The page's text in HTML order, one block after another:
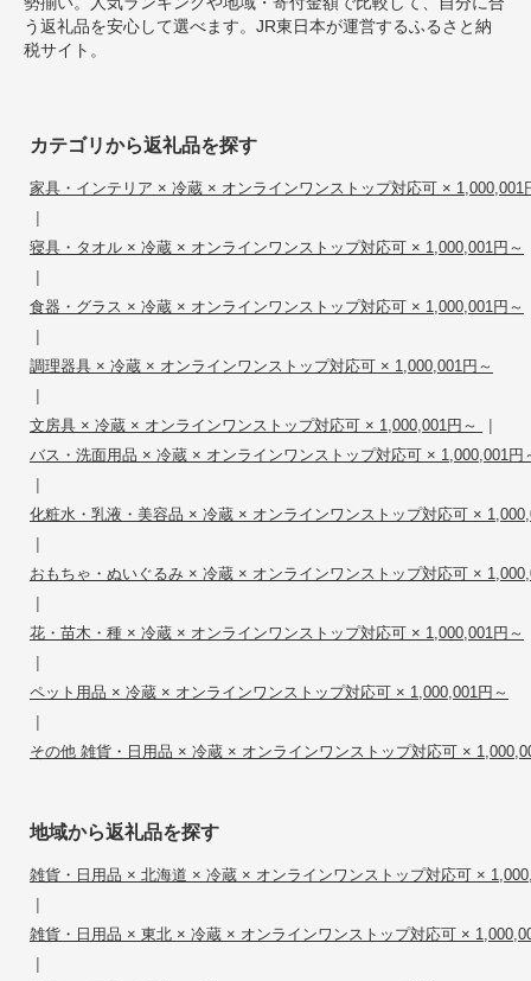
う返礼品を安心して選べます。JR東日本が運営するふるさと納
税サイト。
カテゴリから返礼品を探す
家具・インテリア × 冷蔵 × オンラインワンストップ対応可 × 1,000,001
|
寝具・タオル × 冷蔵 × オンラインワンストップ対応可 × 1,000,001円～
|
食器・グラス × 冷蔵 × オンラインワンストップ対応可 × 1,000,001円～
|
調理器具 × 冷蔵 × オンラインワンストップ対応可 × 1,000,001円～
|
文房具 × 冷蔵 × オンラインワンストップ対応可 × 1,000,001円～ |
バス・洗面用品 × 冷蔵 × オンラインワンストップ対応可 × 1,000,001円
|
化粧水・乳液・美容品 × 冷蔵 × オンラインワンストップ対応可 ×
|
おもちゃ・ぬいぐるみ × 冷蔵 × オンラインワンストップ対応可 ×
|
花・苗木・種 × 冷蔵 × オンラインワンストップ対応可 × 1,000,001円～
|
ペット用品 × 冷蔵 × オンラインワンストップ対応可 × 1,000,001円～
|
その他 雑貨・日用品 × 冷蔵 × オンラインワンストップ対応可 ×
地域から返礼品を探す
雑貨・日用品 × 北海道 × 冷蔵 × オンラインワンストップ対応可 ×
|
雑貨・日用品 × 東北 × 冷蔵 × オンラインワンストップ対応可 ×
|